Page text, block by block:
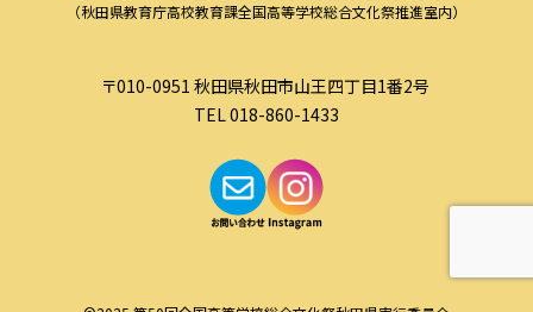
（秋田県教育庁高校教育課全国高等学校総合文化祭推進室内）
〒010-0951 秋田県秋田市山王四丁目1番2号
TEL 018-860-1433